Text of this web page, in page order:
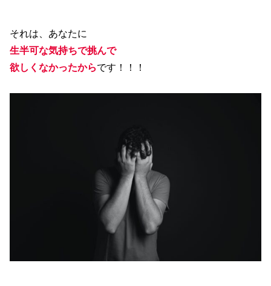
それは、あなたに
生半可な気持ちで挑んで
欲しくなかったからです！！！